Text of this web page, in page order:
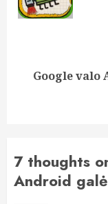
Next
Google valo
7 thoughts
Android